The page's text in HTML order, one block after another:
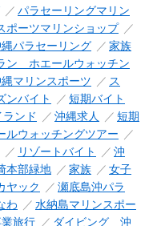
パラセーリングマリン
ポーツマリンショップ
パラセーリング
家族
ン ホエールウォッチン
マリンスポーツ
ス
ンバイト
短期バイト
ンド
沖縄求人
短期
ルウォッチングツアー
リゾートバイト
沖
本部緑地 家族
女子
ヤック
瀬底島沖パラ
わ
水納島マリンスポー
旅行 ダイビング 沖